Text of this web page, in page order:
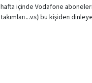
hafta içinde Vodafone
takımları...vs) bu kişiden